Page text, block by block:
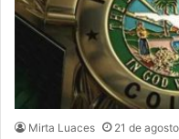
Mirta Luaces 21 de